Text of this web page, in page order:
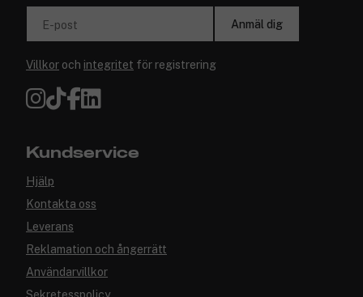
E-post Anmäl dig
Villkor och integritet för registrering
Kundservice
Hjälp
Kontakta oss
Leverans
Reklamation och ångerrätt
Användarvillkor